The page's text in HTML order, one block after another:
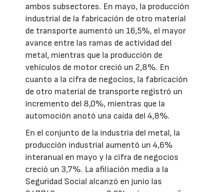
ambos subsectores. En mayo, la producción
industrial de la fabricación de otro material
de transporte aumentó un 16,5%, el mayor
avance entre las ramas de actividad del
metal, mientras que la producción de
vehículos de motor creció un 2,8%. En
cuanto a la cifra de negocios, la fabricación
de otro material de transporte registró un
incremento del 8,0%, mientras que la
automoción anotó una caída del 4,8%.
En el conjunto de la industria del metal, la
producción industrial aumentó un 4,6%
interanual en mayo y la cifra de negocios
creció un 3,7%. La afiliación media a la
Seguridad Social alcanzó en junio las